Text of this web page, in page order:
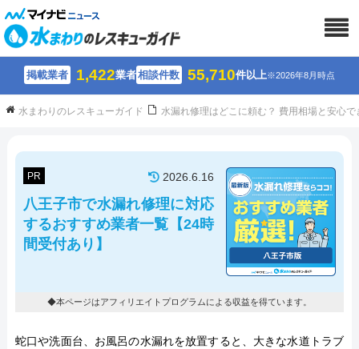
掲載業者 1,422業者相談件数 55,710件以上※2026年8月時点
水まわりのレスキューガイド 水漏れ修理はどこに頼む？ 費用相場と安心で
PR 2026.6.16
八王子市で水漏れ修理に対応
するおすすめ業者一覧【24時
間受付あり】
◆本ページはアフィリエイトプログラムによる収益を得ています。
蛇口や洗面台、お風呂の水漏れを放置すると、大きな水道トラブ